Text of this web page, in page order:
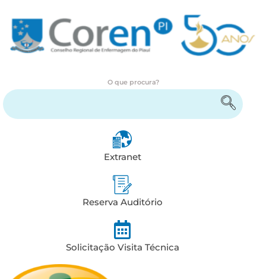
O que procura?
Extranet
Reserva Auditório
Solicitação Visita Técnica